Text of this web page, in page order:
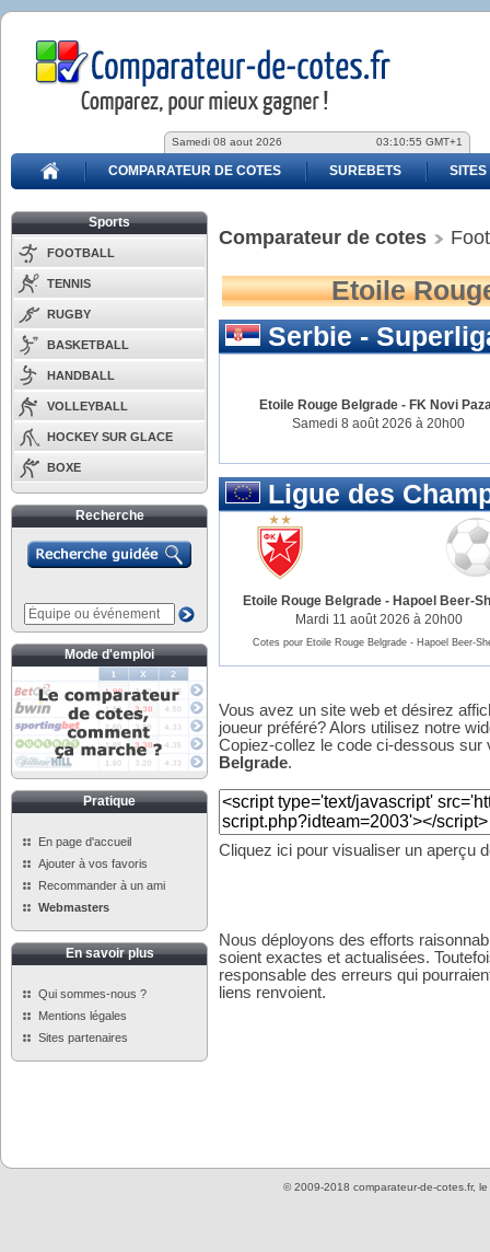
Samedi 08 aout 2026 03:10:55 GMT+1
COMPARATEUR DE COTES SUREBETS SITES
Sports
FOOTBALL
TENNIS
RUGBY
BASKETBALL
HANDBALL
VOLLEYBALL
HOCKEY SUR GLACE
BOXE
Recherche
Mode d'emploi
Pratique
En page d'accueil
Ajouter à vos favoris
Recommander à un ami
Webmasters
En savoir plus
Qui sommes-nous ?
Mentions légales
Sites partenaires
Comparateur de cotes
Etoile
Serbie -
Etoile Rouge Belgrade - FK Novi
Samedi 8 août 2026 à 20h00
Ligue des
Etoile Rouge Belgrade - Hapoel Beer-
Mardi 11 août 2026 à 20h00
Cotes pour Etoile Rouge Belgrade - Hapoel Beer-
Vous avez un site web et désirez
joueur préféré? Alors utilisez notre
Copiez-collez le code ci-dessous
Belgrade.
Cliquez ici pour visualiser un aperçu
Nous déployons des efforts
soient exactes et actualisées.
responsable des erreurs qui
liens renvoient.
© 2009-2018 comparateur-de-cotes.fr, le